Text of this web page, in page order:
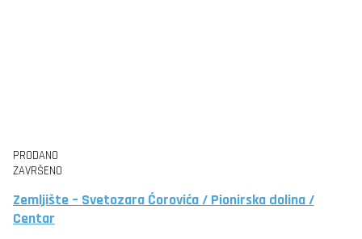
PRODANO
ZAVRŠENO
Zemljište – Svetozara Ćorovića / Pionirska dolina /
Centar